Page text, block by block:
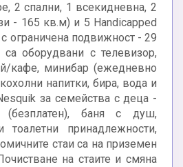
2 спални, 1 всекидневна, 2
- 165 кв.м) и 5 Handicapped
ограничена подвижност - 29
оборудвани с телевизор,
кафе, минибар (ежедневно
напитки, бира, вода и
за семейства с деца -
(безплатен), баня с душ,
тоалетни принадлежности,
стаи са на приземен
на стаите и смяна